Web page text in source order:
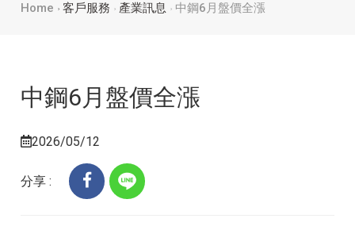
Home 客戶服務 產業訊息 中鋼6月盤價全漲
中鋼6月盤價全漲
2026/05/12
分享 :